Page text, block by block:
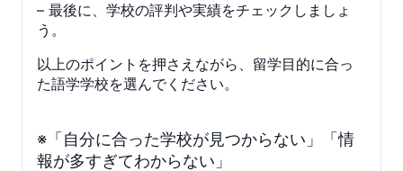
– 最後に、学校の評判や実績をチェックしましょ
う。
以上のポイントを押さえながら、留学目的に合っ
た語学学校を選んでください。
※「自分に合った学校が見つからない」「情
報が多すぎてわからない」